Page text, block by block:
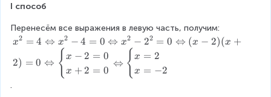
h
a
r
r
o
I способ
Перенесём все выражения в левую часть, получим:
x
2
x2 = 4 ⇔ x2 − 4 = 0 ⇔ x2 − 22 = 0 ⇔ (x − 2)(x +
2) = 0 ⇔ { x − 2 = 0
x + 2 = 0
⇔ {x = 2
x = −2
.